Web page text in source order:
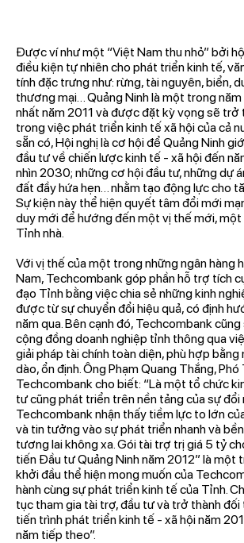
Được ví như một “Việt Nam thu nhỏ” bởi
điều kiện tự nhiên cho phát triển kinh tế,
tính đặc trưng như: rừng, tài nguyên, biển,
thương mại… Quảng Ninh là một trong
nhất năm 2011 và được đặt kỳ vọng sẽ trở
trong việc phát triển kinh tế xã hội của cả
sẵn có, Hội nghị là cơ hội để Quảng Ninh
đầu tư về chiến lược kinh tế - xã hội đến
nhìn 2030; những cơ hội đầu tư, những dự
đất đầy hứa hẹn… nhằm tạo động lực cho
Sự kiện này thể hiện quyết tâm đổi mới
duy mới để hướng đến một vị thế mới, một
Tỉnh nhà.
Với vị thế của một trong những ngân hàng
Nam, Techcombank góp phần hỗ trợ tích
đạo Tỉnh bằng việc chia sẻ những kinh
được từ sự chuyển đổi hiệu quả, có định
năm qua. Bên cạnh đó, Techcombank
cộng đồng doanh nghiệp tỉnh thông qua
giải pháp tài chính toàn diện, phù hợp bằng
dào, ổn định. Ông Phạm Quang Thắng,
Techcombank cho biết: “Là một tổ chức
tư cũng phát triển trên nền tảng của sự đổi
Techcombank nhận thấy tiềm lực to lớn
và tin tưởng vào sự phát triển nhanh và
tương lai không xa. Gói tài trợ trị giá 5 tỷ
tiến Đầu tư Quảng Ninh năm 2012” là một
khởi đầu thể hiện mong muốn của
hành cùng sự phát triển kinh tế của Tỉnh.
tục tham gia tài trợ, đầu tư và trở thành
tiến trình phát triển kinh tế - xã hội năm
năm tiếp theo”.